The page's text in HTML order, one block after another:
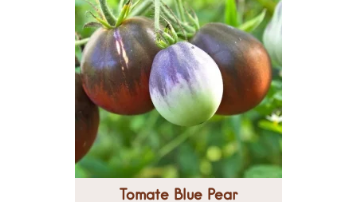
Tomate Blue Pear